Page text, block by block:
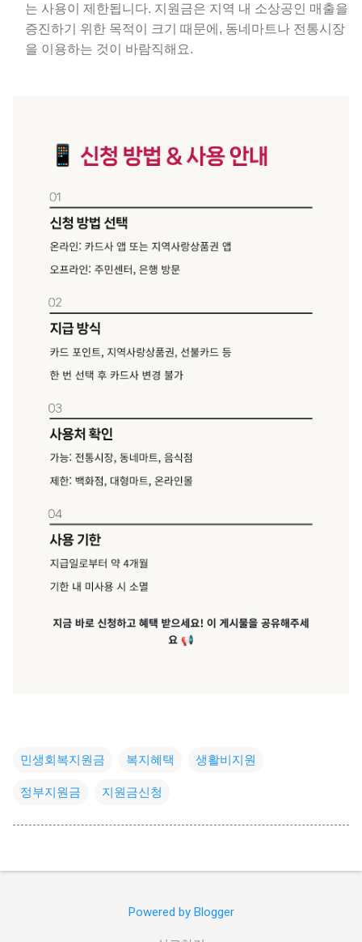
는 사용이 제한됩니다. 지원금은 지역 내 소상공인 매출을
증진하기 위한 목적이 크기 때문에, 동네마트나 전통시장
을 이용하는 것이 바람직해요.
민생회복지원금 복지혜택 생활비지원
정부지원금 지원금신청
Powered by Blogger